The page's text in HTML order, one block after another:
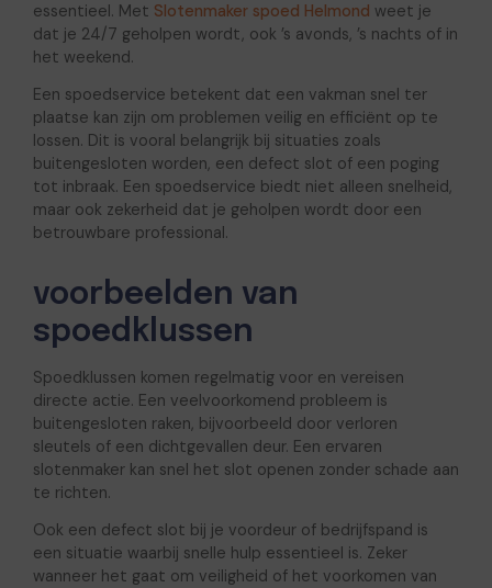
essentieel. Met Slotenmaker spoed Helmond weet je
dat je 24/7 geholpen wordt, ook ’s avonds, ’s nachts of in
het weekend.
Een spoedservice betekent dat een vakman snel ter
plaatse kan zijn om problemen veilig en efficiënt op te
lossen. Dit is vooral belangrijk bij situaties zoals
buitengesloten worden, een defect slot of een poging
tot inbraak. Een spoedservice biedt niet alleen snelheid,
maar ook zekerheid dat je geholpen wordt door een
betrouwbare professional.
voorbeelden van
spoedklussen
Spoedklussen komen regelmatig voor en vereisen
directe actie. Een veelvoorkomend probleem is
buitengesloten raken, bijvoorbeeld door verloren
sleutels of een dichtgevallen deur. Een ervaren
slotenmaker kan snel het slot openen zonder schade aan
te richten.
Ook een defect slot bij je voordeur of bedrijfspand is
een situatie waarbij snelle hulp essentieel is. Zeker
wanneer het gaat om veiligheid of het voorkomen van